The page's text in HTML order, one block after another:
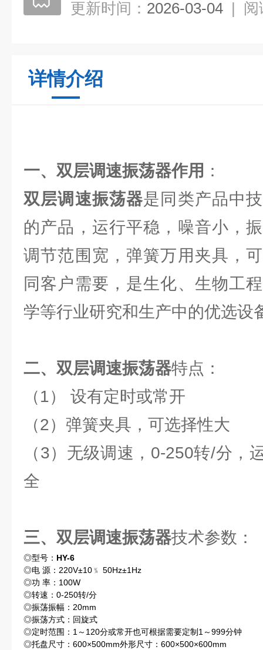
更新时间： 2026-03-04 | 阅
详情介绍
一、双层调速振荡器作用 ：
双层调速振荡器是同类产品中
的产品，运行平稳，噪音小，
调节范围宽，弹簧万用夹具，
同客户需要，是生化、生物工
学等行业研究和生产中的优选设
二、双层调速振荡器特点：
（1） 设有定时或常开
（2）弹簧夹具，可选择性大
（3）无级调速，0-250转/分，
全
三、双层调速振荡器技术参数：
◎型号： HY-6
◎电 源：220V±10﹪ 50Hz±1Hz
◎功 率：100W
◎转速：0-250转/分
◎振荡振幅：20mm
◎振荡方式：回旋式
◎定时范围：1～120分或常开也可根据需要定制1～999分钟
◎托盘尺寸：600×500mm外形尺寸：600×500×600mm